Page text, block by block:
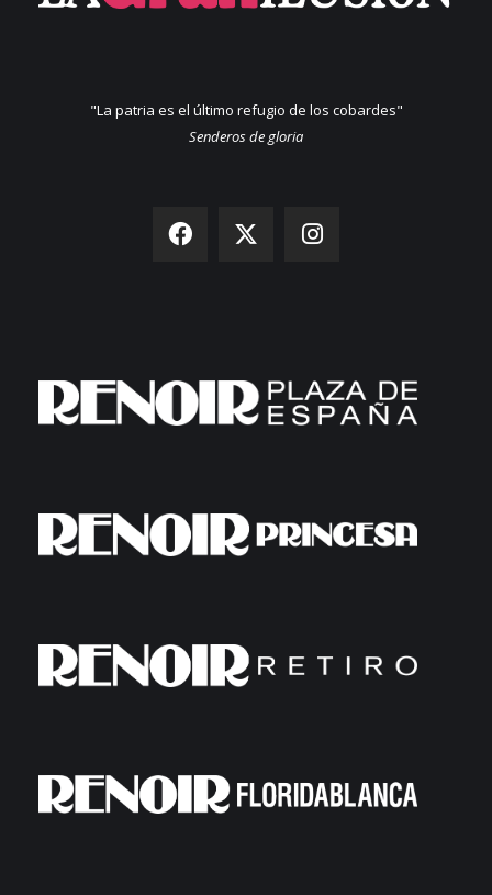
"La patria es el último refugio de los cobardes"
Senderos de gloria